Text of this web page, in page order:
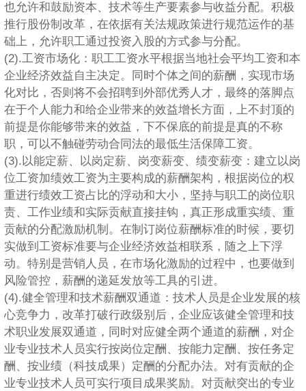
也允许和鼓励资本、技术等生产要素参与收益分配。积极
推行股份制改革，在依据有关法规政策进行规范运作的基
础上，允许职工通过投资入股的方式参与分配。
(2).工资市场化：职工工资水平根据当地社会平均工资和本
企业经济效益自主决定。同时个体之间的薪酬，实现市场
化对比，否则将不会招聘到外部优秀人才，最终的落脚点
在于个人能力和给企业带来的效益增长方面，上不封顶的
前提是你能够带来的效益，下不保底的前提是真的不称
职，可以不触碰劳动合同法的最低生活保障工资。
(3).以能定薪、以岗定薪、岗变薪变、绩变薪变：建立以岗
位工资加绩效工资为主要构成的薪酬架构，根据岗位的权
重进行绩效工资占比的浮动和大小，坚持与职工的岗位职
责、工作业绩和实际贡献直接挂钩，真正形成重实绩、重
贡献的分配激励机制。在制订岗位薪酬标准的时候，要切
实做到工资标准要与企业经济效益相联系，随之上下浮
动。特别是营销人员，在市场化激励的过程中，也要做到
风险管控，薪酬的递延发放等工具的引进。
(4).健全管理和技术薪酬双通道：技术人员是企业发展的核
心竞争力，改革打破行政级别后，企业应该健全管理和技
术职业发展双通道，同时对应健全两个通道的薪酬，对企
业专业技术人员实行按岗位定酬、按能力定酬、按任务定
酬、按业绩（科技成果）定酬的分配办法。对有贡献的企
业专业技术人员可实行项目成果奖励。对贡献突出的专业